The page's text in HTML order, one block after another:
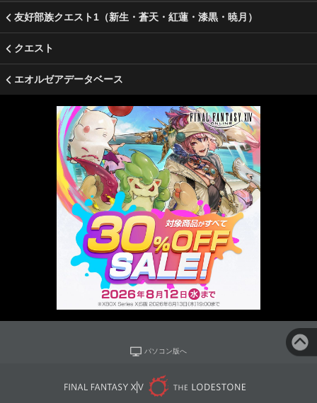
友好部族クエスト1（新生・蒼天・紅蓮・漆黒・暁月）
クエスト
エオルゼアデータベース
パソコン版へ